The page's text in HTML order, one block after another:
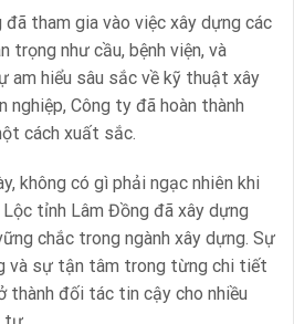
đã tham gia vào việc xây dựng các
trọng như cầu, bệnh viện, và
am hiểu sâu sắc về kỹ thuật xây
nghiệp, Công ty đã hoàn thành
cách xuất sắc.
không có gì phải ngạc nhiên khi
tỉnh Lâm Đồng đã xây dựng
chắc trong ngành xây dựng. Sự
và sự tận tâm trong từng chi tiết
thành đối tác tin cậy cho nhiều